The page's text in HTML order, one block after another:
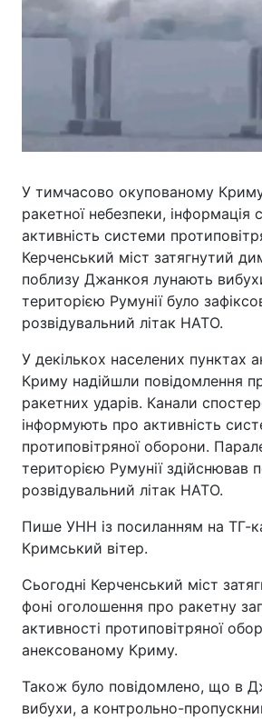
У тимчасово окупованому
ракетної небезпеки, інформація
активність системи
Керченський міст затягнутий
поблизу Джанкоя лунають
територією Румунії було
розвідувальний літак НАТО.
У декількох населених пунктах
Криму надійшли повідомлення
ракетних ударів. Канали
інформують про активність
протиповітряної оборони.
територією Румунії здійснював
розвідувальний літак НАТО.
Пише УНН із посиланням на ТГ-
Кримський вітер.
Сьогодні Керченський міст
фоні оголошення про ракетну
активності протиповітряної
анексованому Криму.
Також було повідомлено, що в
вибухи, а контрольно-